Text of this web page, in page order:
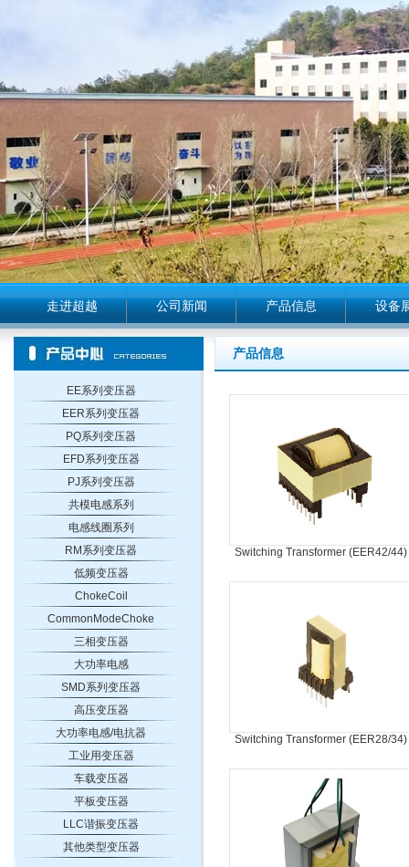
走进超越 公司新闻 产品信息 设备
EE系列变压器
EER系列变压器
PQ系列变压器
EFD系列变压器
PJ系列变压器
共模电感系列
电感线圈系列
RM系列变压器
低频变压器
ChokeCoil
CommonModeChoke
三相变压器
大功率电感
SMD系列变压器
高压变压器
大功率电感/电抗器
工业用变压器
车载变压器
平板变压器
LLC谐振变压器
其他类型变压器
产品信息
Switching Transformer (EER42/44)
Switching Transformer (EER28/34)